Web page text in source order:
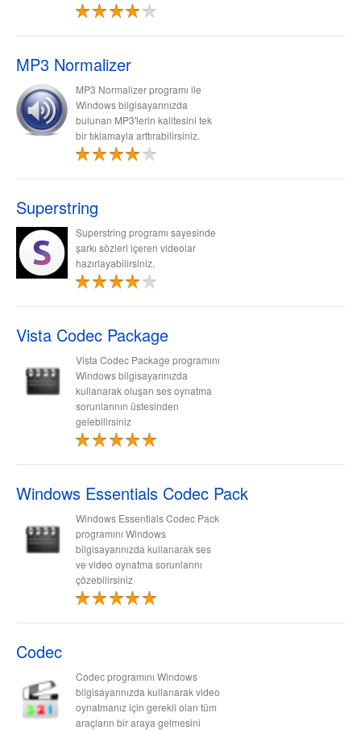
MP3 Normalizer
MP3 Normalizer programı ile
Windows bilgisayarınızda
bulunan MP3'lerin kalitesini tek
bir tıklamayla arttırabilirsiniz.
Superstring
Superstring programı sayesinde
şarkı sözleri içeren videolar
hazırlayabilirsiniz.
Vista Codec Package
Vista Codec Package programını
Windows bilgisayarınızda
kullanarak oluşan ses oynatma
sorunlarının üstesinden
gelebilirsiniz
Windows Essentials Codec Pack
Windows Essentials Codec Pack
programını Windows
bilgisayarınızda kullanarak ses
ve video oynatma sorunlarını
çözebilirsiniz
Codec
Codec programını Windows
bilgisayarınızda kullanarak video
oynatmanız için gerekli olan tüm
araçların bir araya gelmesini